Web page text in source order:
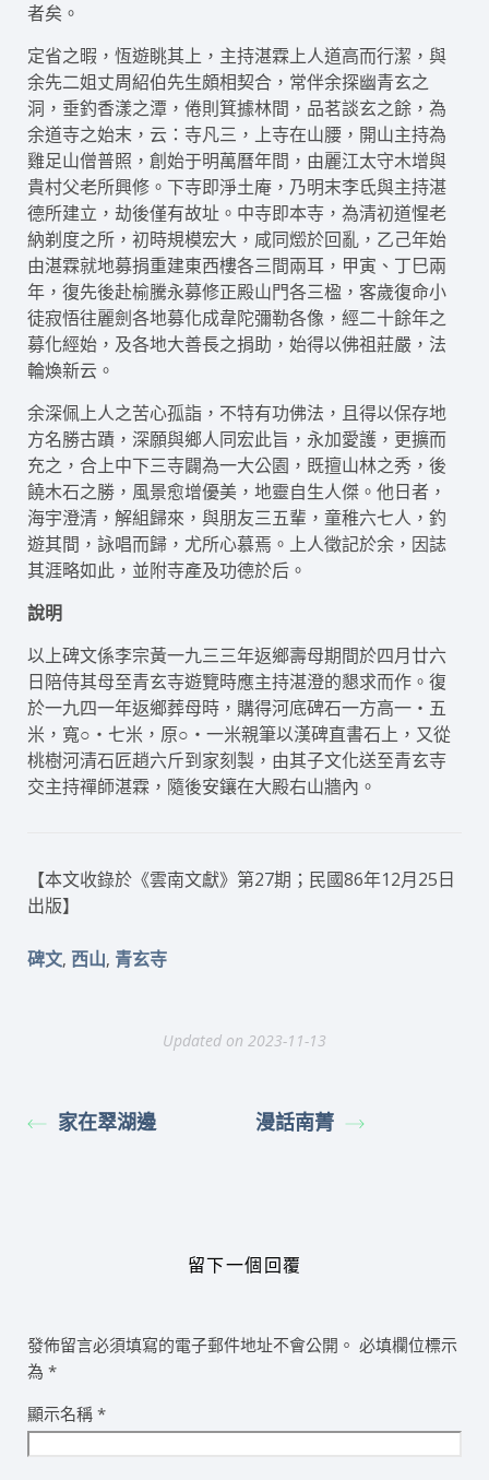
者矣。
定省之暇，恆遊眺其上，主持湛霖上人道高而行潔，與
余先二姐丈周紹伯先生頗相契合，常伴余探幽青玄之
洞，垂釣香漾之潭，倦則箕據林間，品茗談玄之餘，為
余道寺之始末，云：寺凡三，上寺在山腰，開山主持為
雞足山僧普照，創始于明萬曆年間，由麗江太守木增與
貴村父老所興修。下寺即淨土庵，乃明末李氐與主持湛
德所建立，劫後僅有故址。中寺即本寺，為清初道惺老
納剃度之所，初時規模宏大，咸同燬於回亂，乙己年始
由湛霖就地募捐重建東西樓各三間兩耳，甲寅、丁巳兩
年，復先後赴榆騰永募修正殿山門各三楹，客歲復命小
徒寂悟往麗劍各地募化成韋陀彌勒各像，經二十餘年之
募化經始，及各地大善長之捐助，始得以佛祖莊嚴，法
輪煥新云。
余深佩上人之苦心孤詣，不特有功佛法，且得以保存地
方名勝古蹟，深願與鄉人同宏此旨，永加愛護，更擴而
充之，合上中下三寺闢為一大公園，既擅山林之秀，後
饒木石之勝，風景愈增優美，地靈自生人傑。他日者，
海宇澄清，解組歸來，與朋友三五輩，童稚六七人，釣
遊其間，詠唱而歸，尤所心慕焉。上人徵記於余，因誌
其涯略如此，並附寺產及功德於后。
說明
以上碑文係李宗黃一九三三年返鄉壽母期間於四月廿六
日陪侍其母至青玄寺遊覽時應主持湛澄的懇求而作。復
於一九四一年返鄉葬母時，購得河底碑石一方高一‧五
米，寬○‧七米，原○‧一米親筆以漢碑直書石上，又從
桃樹河清石匠趙六斤到家刻製，由其子文化送至青玄寺
交主持禪師湛霖，隨後安鑲在大殿右山牆內。
【本文收錄於《雲南文獻》第27期；民國86年12月25日
出版】
碑文, 西山, 青玄寺
Updated on 2023-11-13
家在翠湖邊 漫話南菁
留下一個回覆
發佈留言必須填寫的電子郵件地址不會公開。 必填欄位標示
為 *
顯示名稱 *